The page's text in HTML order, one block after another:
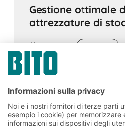
Gestione ottimale
attrezzature di
05.09.2018 CONSIGLI
deve essere gestito in
ordinata. Come è
implementare passo
attrezzature del